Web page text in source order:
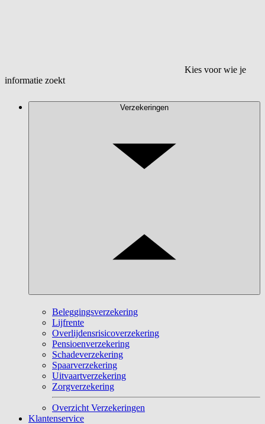
Kies voor wie je
informatie zoekt
Verzekeringen
Beleggingsverzekering
Lijfrente
Overlijdensrisicoverzekering
Pensioenverzekering
Schadeverzekering
Spaarverzekering
Uitvaartverzekering
Zorgverzekering
Overzicht Verzekeringen
Klantenservice